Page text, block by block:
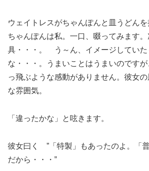
ウェイトレスがちゃんぽんと皿うどんを
ちゃんぽんは私。一口、啜ってみます。
具・・・。 う～ん、イメージしていた
な・・・。うまいことはうまいのです
っ飛ぶような感動がありません。彼女
な雰囲気。
「違ったかな」と呟きます。
彼女曰く ”「特製」もあったのよ。「
だから・・・”